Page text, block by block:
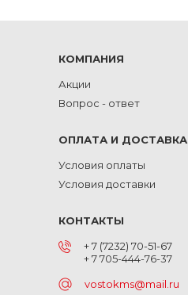
КОМПАНИЯ
Акции
Вопрос - ответ
ОПЛАТА И ДОСТАВКА
Условия оплаты
Условия доставки
КОНТАКТЫ
+ 7 (7232) 70-51-67
+ 7 705-444-76-37
vostokms@mail.ru